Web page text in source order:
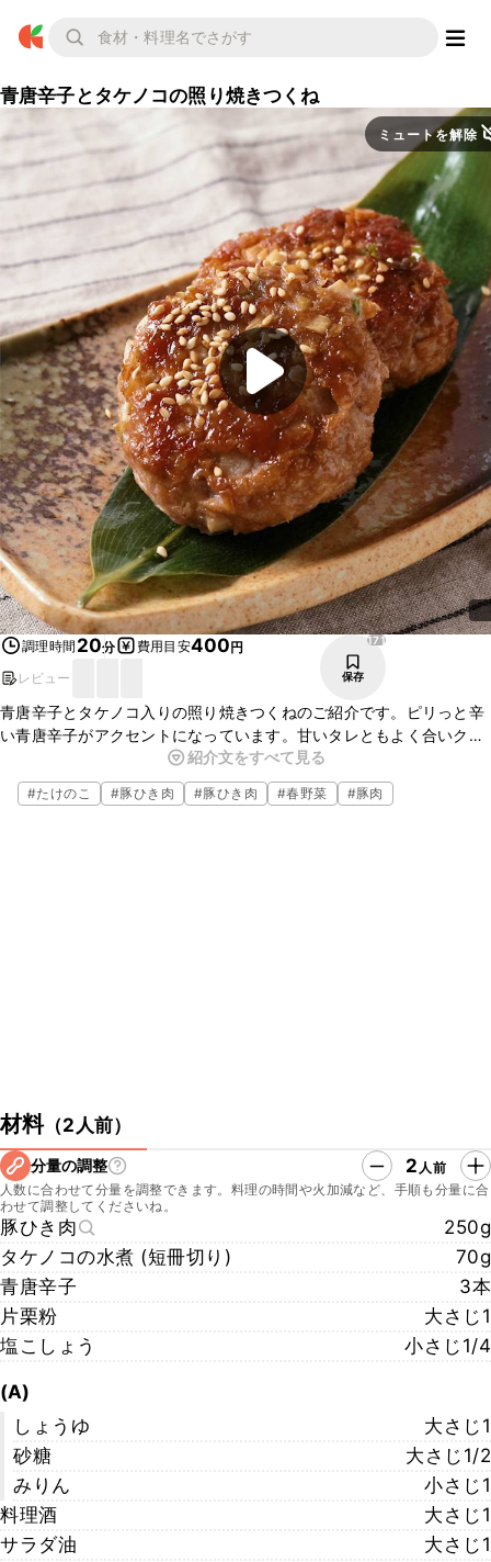
青唐辛子とタケノコの照り焼きつくね
ミュートを解除
調理時間 20分 費用目安400円
レビュー
171
保存
青唐辛子とタケノコ入りの照り焼きつくねのご紹介です。ピリっと辛
い青唐辛子がアクセントになっています。甘いタレともよく合いクセ
になる味ですよ。ごはんのおかずにはもちろん、おつまみにもおすす
めです。是非作ってみてくださいね。
紹介文をすべて見る
#たけのこ #豚ひき肉 #豚ひき肉 #春野菜 #豚肉
材料（2人前）
分量の調整 2 人前
人数に合わせて分量を調整できます。料理の時間や火加減など、手順も分量に合
わせて調整してくださいね。
豚ひき肉
250g
タケノコの水煮 (短冊切り)
70g
青唐辛子
3本
片栗粉
大さじ1
塩こしょう
小さじ1/4
(A)
しょうゆ
大さじ1
砂糖
大さじ1/2
みりん
小さじ1
料理酒
大さじ1
サラダ油
大さじ1